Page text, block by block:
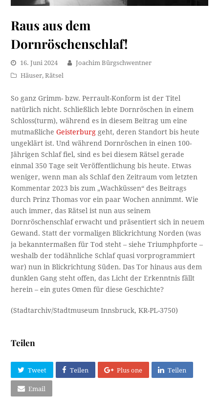
Raus aus dem
Dornröschenschlaf!
16. Juni 2024
Joachim Bürgschwentner
Häuser,Rätsel
So ganz Grimm- bzw. Perrault-Konform ist der Titel
natürlich nicht. Schließlich lebte Dornröschen in einem
Schloss(turm), während es in diesem Beitrag um eine
mutmaßlicheGeisterburg geht, deren Standort bis heute
ungeklärt ist. Und während Dornröschen in einen 100-
Jährigen Schlaf fiel, sind es bei diesem Rätsel gerade
einmal 350 Tage seit Veröffentlichung bis heute. Etwas
weniger, wenn man als Schlaf den Zeitraum vom letzten
Kommentar 2023 bis zum „Wachküssen“ des Beitrags
durch Prinz Thomas vor ein paar Wochen annimmt. Wie
auch immer, das Rätsel ist nun aus seinem
Dornröschenschlaf erwacht und präsentiert sich in neuem
Gewand. Statt der vormaligen Blickrichtung Norden (was
ja bekanntermaßen für Tod steht – siehe Triumphpforte –
weshalb der todähnliche Schlaf quasi vorprogrammiert
war) nun in Blickrichtung Süden. Das Tor hinaus aus dem
dunklen Gang steht offen, das Licht der Erkenntnis fällt
herein – ein gutes Omen für diese Geschichte?
(Stadtarchiv/Stadtmuseum Innsbruck, KR-PL-3750)
Teilen
Tweet Teilen Plus one Teilen
Email